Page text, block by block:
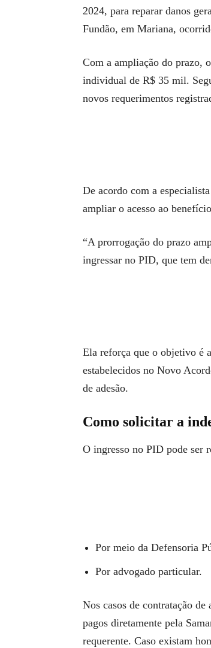
2024, para reparar danos
Fundão, em Mariana,
Com a ampliação do prazo,
individual de R$ 35 mil.
novos requerimentos
De acordo com a
ampliar o acesso ao
“A prorrogação do prazo
ingressar no PID, que tem
Ela reforça que o objetivo é
estabelecidos no Novo
de adesão.
Como solicitar a
O ingresso no PID pode ser
Por meio da Defensoria
Por advogado particular.
Nos casos de contratação
pagos diretamente pela
requerente. Caso existam